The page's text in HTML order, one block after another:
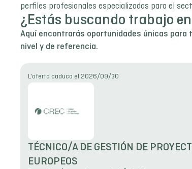
perfiles profesionales especializados para el
¿Estás buscando trabajo
Aquí encontrarás oportunidades únicas para
nivel y de referencia.
L'oferta caduca el 2026/09/30
TÉCNICO/A DE GESTIÓN DE
EUROPEOS